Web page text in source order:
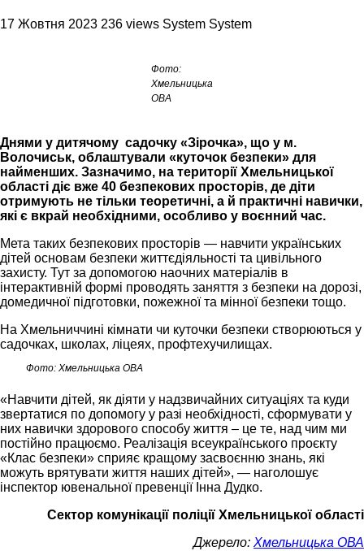
17 Жовтня 2023 236 views System System
Фото:
Хмельницька
ОВА
Днями у дитячому садочку «Зірочка», що у м.
Волочиськ, облаштували «куточок безпеки» для
найменших. Зазначимо, на території Хмельницької
області діє вже 40 безпекових просторів, де діти
отримують не тільки теоретичні, а й практичні навички,
які є вкрай необхідними, особливо у воєнний час.
Мета таких безпекових просторів — навчити українських
дітей основам безпеки життєдіяльності та цивільного
захисту. Тут за допомогою наочних матеріалів в
інтерактивній формі проводять заняття з безпеки на дорозі,
домедичної підготовки, пожежної та мінної безпеки тощо.
На Хмельниччині кімнати чи куточки безпеки створюються у
садочках, школах, ліцеях, профтехучилищах.
Фото: Хмельницька ОВА
«Навчити дітей, як діяти у надзвичайних ситуаціях та куди
звертатися по допомогу у разі необхідності, сформувати у
них навички здорового способу життя – це те, над чим ми
постійно працюємо. Реалізація всеукраїнського проєкту
«Клас безпеки» сприяє кращому засвоєнню знань, які
можуть врятувати життя наших дітей», — наголошує
інспектор ювенальної превенції Інна Дудко.
Сектор комунікації поліції Хмельницької області
Джерело: Хмельницька ОВА